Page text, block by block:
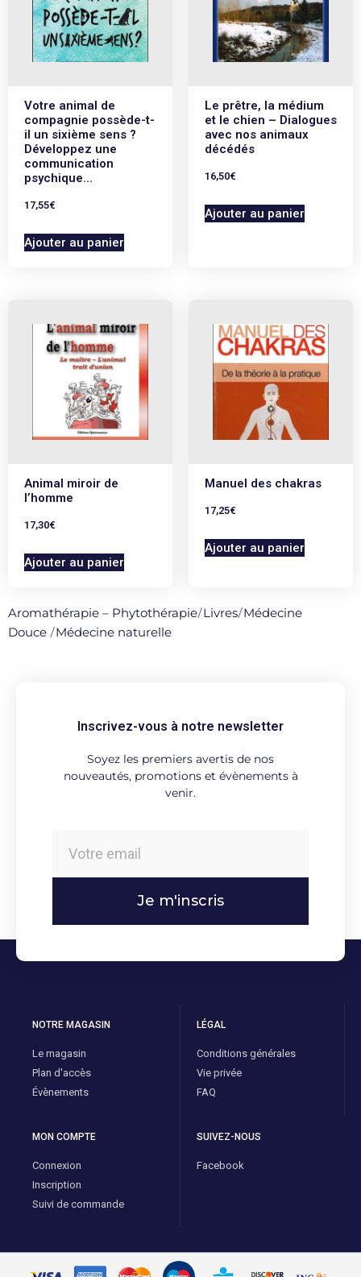
Votre animal de
compagnie possède-t-
il un sixième sens ?
Développez une
communication
psychique…
17,55€
Ajouter au panier
Le prêtre, la médium
et le chien – Dialogues
avec nos animaux
décédés
16,50€
Ajouter au panier
Animal miroir de
l’homme
17,30€
Ajouter au panier
Manuel des chakras
17,25€
Ajouter au panier
Aromathérapie – Phytothérapie/Livres/Médecine
Douce /Médecine naturelle
Inscrivez-vous à notre newsletter
Soyez les premiers avertis de nos
nouveautés, promotions et évènements à
venir.
Je m'inscris
NOTRE MAGASIN
Le magasin
Plan d'accès
Évènements
LÉGAL
Conditions générales
Vie privée
FAQ
MON COMPTE
Connexion
Inscription
Suivi de commande
SUIVEZ-NOUS
Facebook